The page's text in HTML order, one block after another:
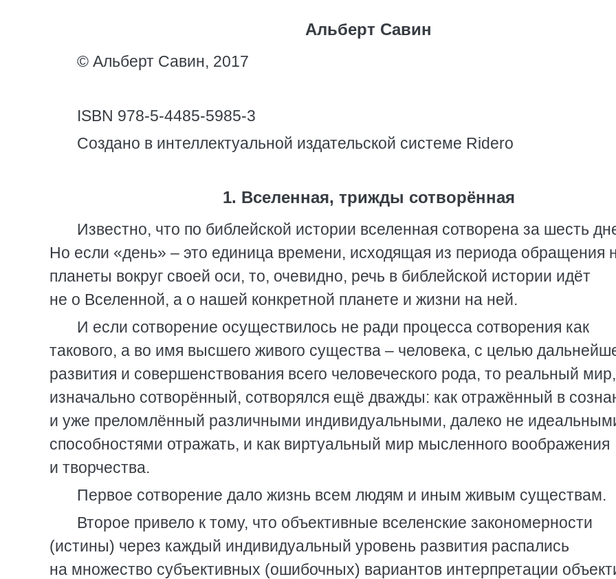
Альберт Савин
© Альберт Савин, 2017
ISBN 978-5-4485-5985-3
Создано в интеллектуальной издательской системе Ridero
1. Вселенная, трижды сотворённая
Известно, что по библейской истории вселенная сотворена за шесть
Но если «день» – это единица времени, исходящая из периода обращения
планеты вокруг своей оси, то, очевидно, речь в библейской истории идёт
не о Вселенной, а о нашей конкретной планете и жизни на ней.
И если сотворение осуществилось не ради процесса сотворения как
такового, а во имя высшего живого существа – человека, с целью
развития и совершенствования всего человеческого рода, то реальный мир,
изначально сотворённый, сотворялся ещё дважды: как отражённый в
и уже преломлённый различными индивидуальными, далеко не
способностями отражать, и как виртуальный мир мысленного воображения
и творчества.
Первое сотворение дало жизнь всем людям и иным живым существам.
Второе привело к тому, что объективные вселенские закономерности
(истины) через каждый индивидуальный уровень развития распались
на множество субъективных (ошибочных) вариантов интерпретации